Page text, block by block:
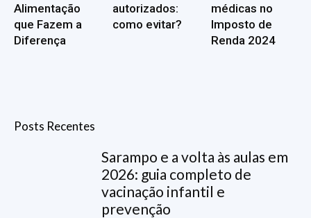
Alimentação
que Fazem a
Diferença
autorizados:
como evitar?
médicas no
Imposto de
Renda 2024
Posts Recentes
Sarampo e a volta às aulas em
2026: guia completo de
vacinação infantil e
prevenção